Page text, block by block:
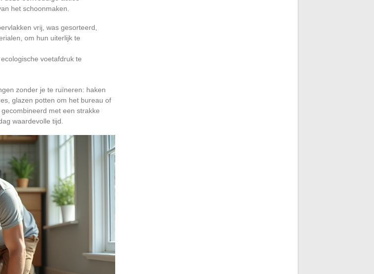
het schoonmaken.
vrij, was gesorteerd,
om hun uiterlijk te
voetafdruk te
zonder je te ruïneren: haken
glazen potten om het bureau of
met een strakke
waardevolle tijd.